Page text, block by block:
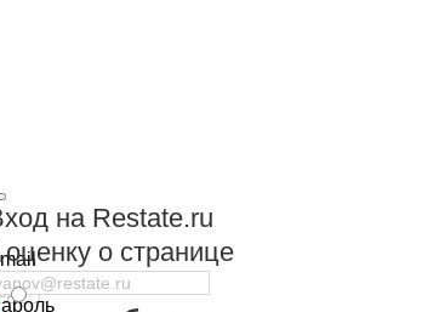
на Restate.ru
о странице